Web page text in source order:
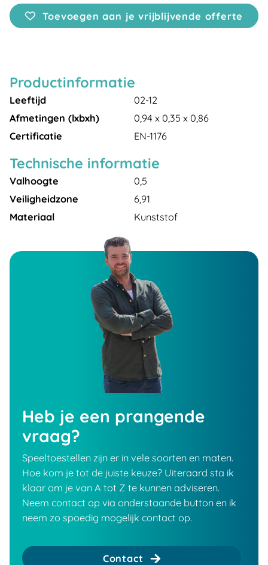
Toevoegen aan je vrijblijvende offerte
Productinformatie
Leeftijd
02-12
Afmetingen (lxbxh)
0,94 x 0,35 x 0,86
Certificatie
EN-1176
Technische informatie
Valhoogte
0,5
Veiligheidzone
6,91
Materiaal
Kunststof
Heb je een prangende
vraag?
Speeltoestellen zijn er in vele soorten en maten.
Hoe kom je tot de juiste keuze? Uiteraard sta ik
klaar om je van A tot Z te kunnen adviseren.
Neem contact op via onderstaande button en ik
neem zo spoedig mogelijk contact op.
Contact